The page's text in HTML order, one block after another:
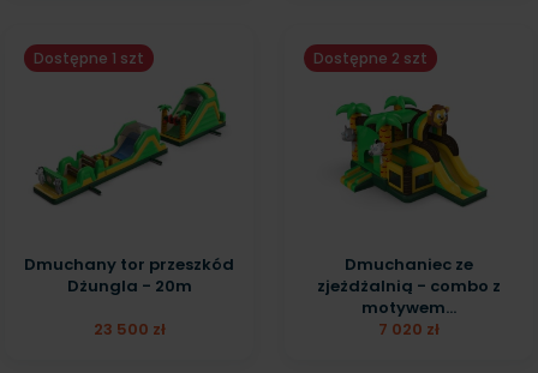
Dostępne 1 szt
Dmuchany tor przeszkód
Dżungla - 20m
23 500 zł
Dostępne 2 szt
Dmuchaniec ze
zjeżdżalnią - combo z
motywem...
7 020 zł